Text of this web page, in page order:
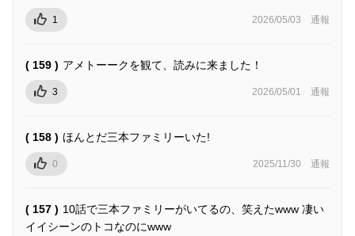
1 2026/05/03 通報
( 159 ) アメトーークを観て、読みに来ました！
3 2026/05/01 通報
( 158 ) ほんとだ三本ファミリーいた!
0 2025/11/30 通報
( 157 ) 10話で三本ファミリーがいてるの、笑えたwww 凄い
イイシーンのトコなのにwww